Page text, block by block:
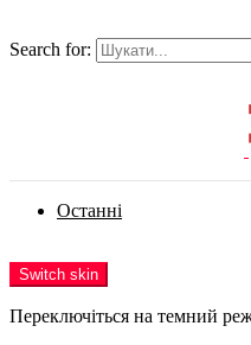
Search for:
Останні
Switch skin
Переключіться на темний